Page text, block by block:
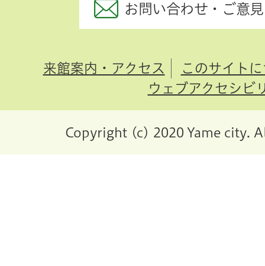
お問い合わせ・ご意
来館案内・アクセス
このサイト
ウェブアクセシビ
Copyright (c) 2020 Yame city.